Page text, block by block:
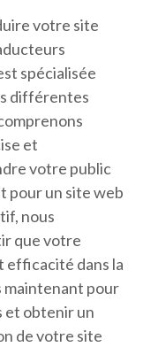
votre site
spécialisée
différentes
et
votre public
pour un site web
nous
que votre
efficacité dans la
maintenant pour
et obtenir un
de votre site